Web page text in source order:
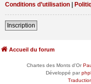
Conditions d’utilisation |
Inscription
Accueil du forum
Chartes des Monts d'Or
Développé par